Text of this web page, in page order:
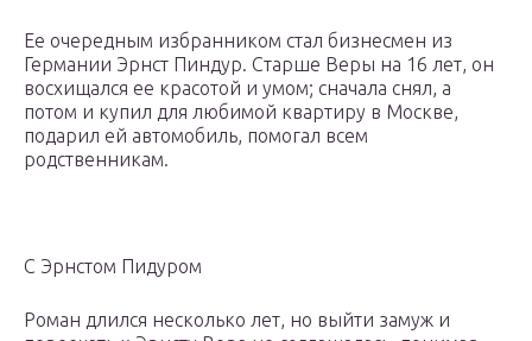
Ее очередным избранником стал бизнесмен из
Германии Эрнст Пиндур. Старше Веры на 16 лет, он
восхищался ее красотой и умом; сначала снял, а
потом и купил для любимой квартиру в Москве,
подарил ей автомобиль, помогал всем
родственникам.
С Эрнстом Пидуром
Роман длился несколько лет, но выйти замуж и